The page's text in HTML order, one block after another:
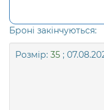
Броні закінчуються:
Розмір: 35 ;